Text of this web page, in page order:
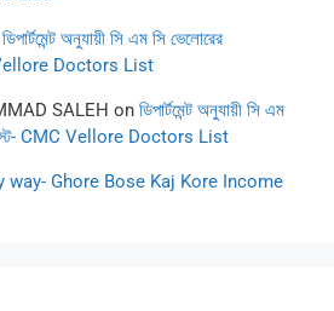
ডিপার্টমেন্ট অনুযায়ী সি এম সি ভেলোরের
Vellore Doctors List
SALEH on ডিপার্টমেন্ট অনুযায়ী সি এম
লিস্ট- CMC Vellore Doctors List
way- Ghore Bose Kaj Kore Income